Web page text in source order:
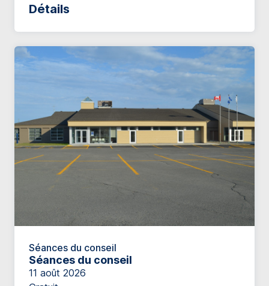
Détails
Séances du conseil
Séances du conseil
11 août 2026